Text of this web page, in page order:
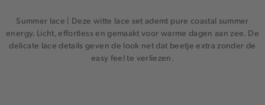
Summer lace | Deze witte lace set ademt pure coastal summer
energy. Licht, effortless en gemaakt voor warme dagen aan zee. De
delicate lace details geven de look net dat beetje extra zonder de
easy feel te verliezen.